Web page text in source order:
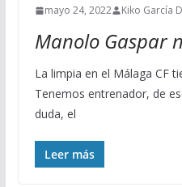
mayo 24, 2022 Kiko García
Manolo Gaspar
La limpia en el Málaga CF
Tenemos entrenador, de
duda, el
Leer más